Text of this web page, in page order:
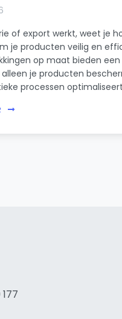
of export werkt, weet je
je producten veilig en
op maat bieden een
je producten
processen